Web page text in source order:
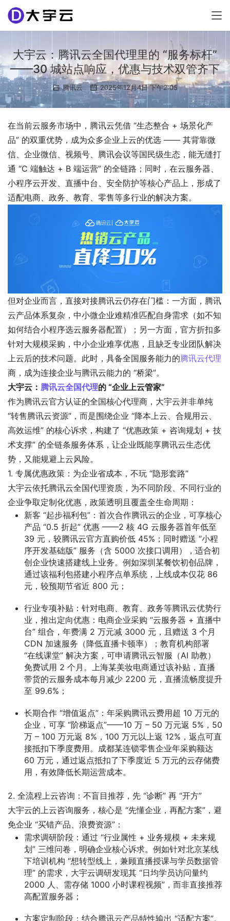
大宇云：腾讯云全国代理里的 “服务标杆”
——30 城站点响应，优惠与技术双管齐下
腾讯云 2025年12月4日 下午2:05
在当前云服务市场中，腾讯云凭借 “生态整合 + 场景化产
品” 的双重优势，成为众多企业上云的优选 —— 其背靠微
信、企业微信、视频号、腾讯会议等国民级生态，能无缝打
通 “C 端触达 + B 端运营” 的全链路；同时，在云服务器、
小程序云开发、直播中台、安全防护等核心产品上，形成了
适配电商、政务、教育、零售等多行业的解决方案。
但对企业而言，直接对接腾讯云仍存在门槛：一方面，腾讯
云产品体系复杂，中小微企业难精准匹配自身需求（如不知
如何结合小程序选云服务器配置）；另一方面，官方折扣多
针对大规模采购，中小企业难享优惠，且缺乏专业团队解决
上云后的技术问题。此时，具备全国服务能力的腾讯云代理
商，成为连接企业与腾讯云能力的 “桥梁”。
大宇云： 腾讯云全国代理的 “企业上云管家”
作为腾讯云官方认证的全国核心代理商，大宇云并非单纯
“转售腾讯云资源”，而是围绕企业 “降本上云、合规用云、
高效运维” 的核心诉求，构建了 “优惠政策 + 咨询规划 + 技
术支撑” 的全链条服务体系，让企业既能享腾讯云生态优
势，又能规避上云风险。
1. 专属优惠政策：为企业省成本，不玩 “隐形套路”
大宇云依托腾讯云全国代理资质，为不同阶段、不同行业的
企业争取定制化优惠，政策透明且覆盖全生命周期：
新客 “起步福利包” ：首次合作腾讯云的企业，可享核心
产品 “0.5 折起” 优惠 ——2 核 4G 云服务器首年低至
39 元，较腾讯云官方直购价低 45%；同时赠送 “小程
序开发基础版” 服务（含 5000 次接口调用），适合初
创企业快速搭建线上业务。例如深圳某餐饮初创品牌，
通过该福利包搭建小程序点单系统，上线成本仅花 86
元，较预期节省近 800 元；
行业专项补贴 ：针对电商、教育、政务等腾讯云优势行
业，推出定向优惠：电商企业采购 “云服务器 + 直播中
台” 组合，年费满 2 万元减 3000 元，且赠送 3 个月
CDN 加速服务（降低直播卡顿率）；教育机构部署
“在线课堂” 解决方案，可申请腾讯云智服（AI 助教）
免费试用 2 个月。上海某美妆电商通过该补贴，直播
带货的云服务成本每月减少 2200 元，直播流畅度提升
至 99.6%；
长期合作 “增值返点” ：年采购腾讯云费用超 10 万元的
企业，可享 “阶梯返点”——10 万 – 50 万元返 5%，50
万 – 100 万元返 8%，100 万元以上返 12%，返点可直
接抵扣下季度费用。成都某连锁零售企业年采购额达
60 万元，通过返点抵扣了下季度近 5 万元的云存储费
用，有效降低长期运营成本。
2. 全流程上云咨询：不盲目推荐，先 “诊断” 再 “开方”
大宇云的上云咨询服务，核心是 “先懂企业，再配方案”，避
免企业 “买错产品、浪费资源”：
需求调研阶段 ：通过 “行业属性 + 业务规模 + 未来规
划” 三维问卷，明确企业核心诉求。例如针对北京某线
下培训机构 “想转型线上，兼顾直播授课与学员数据管
理” 的需求，大宇云调研发现其 “日均学员访问量约
2000 人、需存储 1000 小时课程视频”，而非直接推荐
高配置服务器；
方案定制阶段 ：结合腾讯云产品特性输出 “适配方案”。